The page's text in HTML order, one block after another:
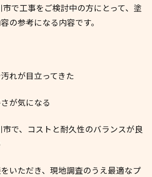
で工事をご検討中の方にとって、塗
の参考になる内容です。
れが目立ってきた
が気になる
で、コストと耐久性のバランスが良
いただき、現地調査のうえ最適なプ